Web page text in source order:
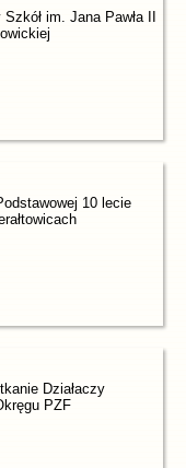
im. Jana Pawła II
10 lecie
Działaczy
PZF